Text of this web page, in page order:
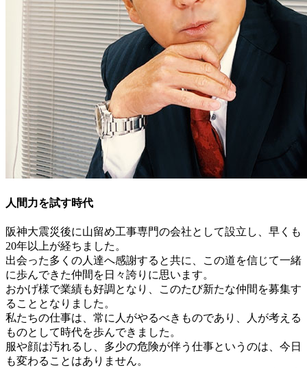
人間力を試す時代
阪神大震災後に山留め工事専門の会社として設立し、早くも
20年以上が経ちました。
出会った多くの人達へ感謝すると共に、この道を信じて一緒
に歩んできた仲間を日々誇りに思います。
おかげ様で業績も好調となり、このたび新たな仲間を募集す
ることとなりました。
私たちの仕事は、常に人がやるべきものであり、人が考える
ものとして時代を歩んできました。
服や顔は汚れるし、多少の危険が伴う仕事というのは、今日
も変わることはありません。